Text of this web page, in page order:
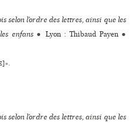
selon l’ordre des lettres, ainsi que les
enfans ● Lyon : Thibaud Payen ●
selon l’ordre des lettres, ainsi que les